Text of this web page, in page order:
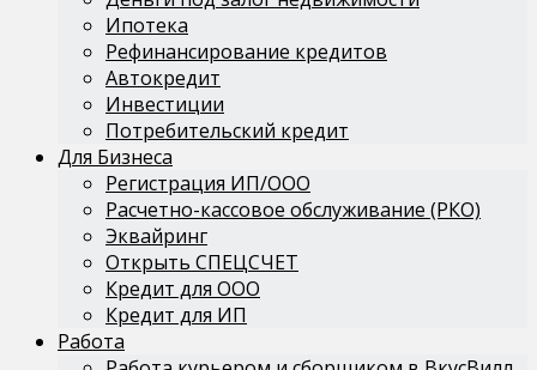
Ипотека
Рефинансирование кредитов
Автокредит
Инвестиции
Потребительский кредит
Для Бизнеса
Регистрация ИП/ООО
Расчетно-кассовое обслуживание (РКО)
Эквайринг
Открыть СПЕЦСЧЕТ
Кредит для ООО
Кредит для ИП
Работа